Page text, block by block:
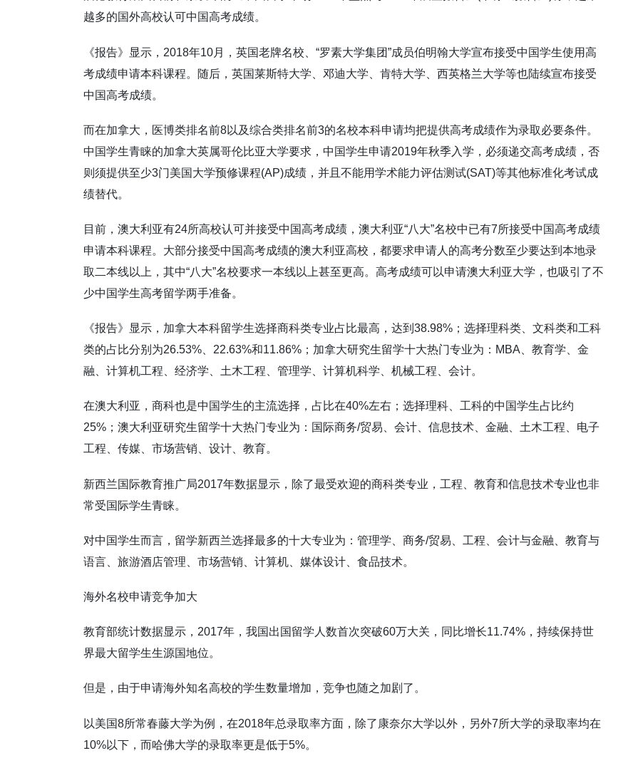
越多的国外高校认可中国高考成绩。
《报告》显示，2018年10月，英国老牌名校、“罗素大学集团”成员伯明翰大学宣布接受中国学生使用高
考成绩申请本科课程。随后，英国莱斯特大学、邓迪大学、肯特大学、西英格兰大学等也陆续宣布接受
中国高考成绩。
而在加拿大，医博类排名前8以及综合类排名前3的名校本科申请均把提供高考成绩作为录取必要条件。
中国学生青睐的加拿大英属哥伦比亚大学要求，中国学生申请2019年秋季入学，必须递交高考成绩，否
则须提供至少3门美国大学预修课程(AP)成绩，并且不能用学术能力评估测试(SAT)等其他标准化考试成
绩替代。
目前，澳大利亚有24所高校认可并接受中国高考成绩，澳大利亚“八大”名校中已有7所接受中国高考成绩
申请本科课程。大部分接受中国高考成绩的澳大利亚高校，都要求申请人的高考分数至少要达到本地录
取二本线以上，其中“八大”名校要求一本线以上甚至更高。高考成绩可以申请澳大利亚大学，也吸引了不
少中国学生高考留学两手准备。
《报告》显示，加拿大本科留学生选择商科类专业占比最高，达到38.98%；选择理科类、文科类和工科
类的占比分别为26.53%、22.63%和11.86%；加拿大研究生留学十大热门专业为：MBA、教育学、金
融、计算机工程、经济学、土木工程、管理学、计算机科学、机械工程、会计。
在澳大利亚，商科也是中国学生的主流选择，占比在40%左右；选择理科、工科的中国学生占比约
25%；澳大利亚研究生留学十大热门专业为：国际商务/贸易、会计、信息技术、金融、土木工程、电子
工程、传媒、市场营销、设计、教育。
新西兰国际教育推广局2017年数据显示，除了最受欢迎的商科类专业，工程、教育和信息技术专业也非
常受国际学生青睐。
对中国学生而言，留学新西兰选择最多的十大专业为：管理学、商务/贸易、工程、会计与金融、教育与
语言、旅游酒店管理、市场营销、计算机、媒体设计、食品技术。
海外名校申请竞争加大
教育部统计数据显示，2017年，我国出国留学人数首次突破60万大关，同比增长11.74%，持续保持世
界最大留学生生源国地位。
但是，由于申请海外知名高校的学生数量增加，竞争也随之加剧了。
以美国8所常春藤大学为例，在2018年总录取率方面，除了康奈尔大学以外，另外7所大学的录取率均在
10%以下，而哈佛大学的录取率更是低于5%。